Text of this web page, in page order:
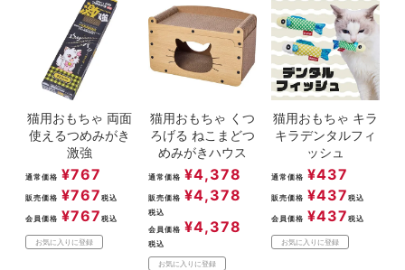
猫用おもちゃ 両面
使えるつめみがき
激強
通常価格 ¥767
販売価格 ¥767 税込
会員価格 ¥767 税込
お気に入りに登録
猫用おもちゃ くつ
ろげる ねこまどつ
めみがきハウス
通常価格 ¥4,378
販売価格 ¥4,378
税込
会員価格 ¥4,378
税込
お気に入りに登録
猫用おもちゃ キラ
キラデンタルフィ
ッシュ
通常価格 ¥437
販売価格 ¥437 税込
会員価格 ¥437 税込
お気に入りに登録